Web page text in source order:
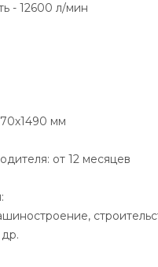
- 12600 л/мин
мм
от 12 месяцев